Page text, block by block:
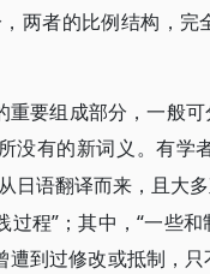
两者的比例结构，
重要组成部分，一般
没有的新词义。有
日语翻译而来，且大
过程”；其中，“一些
遭到过修改或抵制，